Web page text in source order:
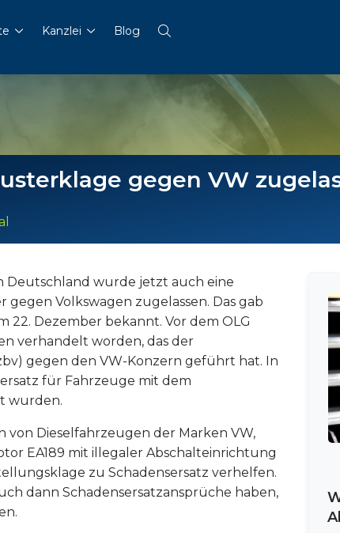
Kanzlei Blog
gegen VW
Deutschland wurde jetzt auch eine
Volkswagen zugelassen. Das gab
22. Dezember bekannt. Vor dem OLG
verhandelt worden, das der
gegen den VW-Konzern geführt hat. In
für Fahrzeuge mit dem
wurden.
Dieselfahrzeugen der Marken VW,
EA189 mit illegaler Abschalteinrichtung
zu Schadensersatz verhelfen.
dann Schadensersatzansprüche haben,